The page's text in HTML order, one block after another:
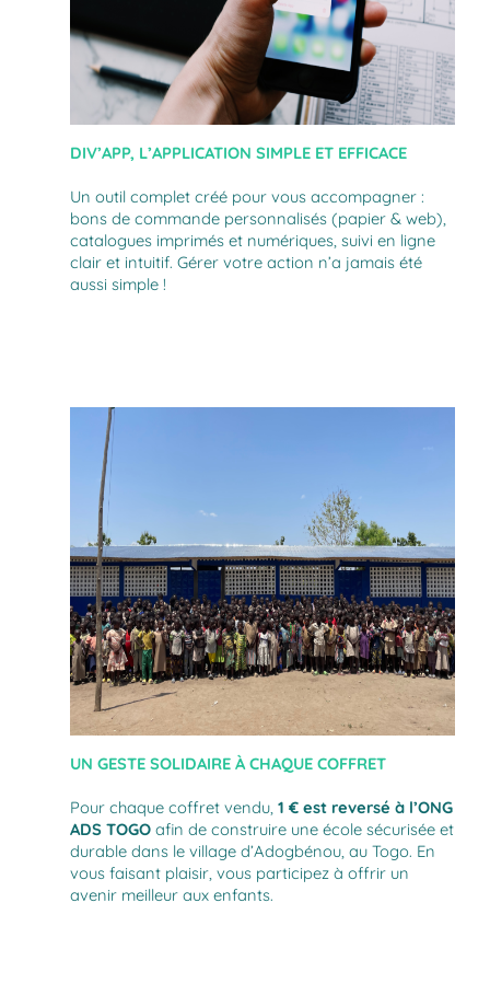
DIV’APP, L’APPLICATION SIMPLE ET EFFICACE
Un outil complet créé pour vous accompagner :
bons de commande personnalisés (papier & web),
catalogues imprimés et numériques, suivi en ligne
clair et intuitif. Gérer votre action n’a jamais été
aussi simple !
UN GESTE SOLIDAIRE À CHAQUE COFFRET
Pour chaque coffret vendu, 1 € est reversé à l’ONG
ADS TOGO afin de construire une école sécurisée et
durable dans le village d’Adogbénou, au Togo. En
vous faisant plaisir, vous participez à offrir un
avenir meilleur aux enfants.